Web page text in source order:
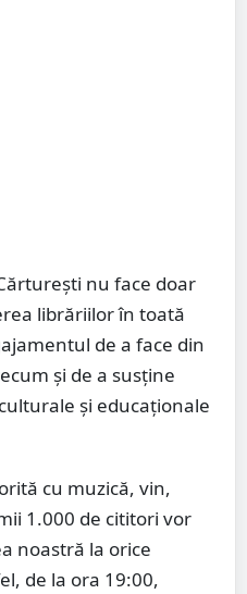
nu face doar
librăriilor în toată
de a face din
și de a susține
și educaționale
cu muzică, vin,
1.000 de cititori vor
noastră la orice
de la ora 19:00,